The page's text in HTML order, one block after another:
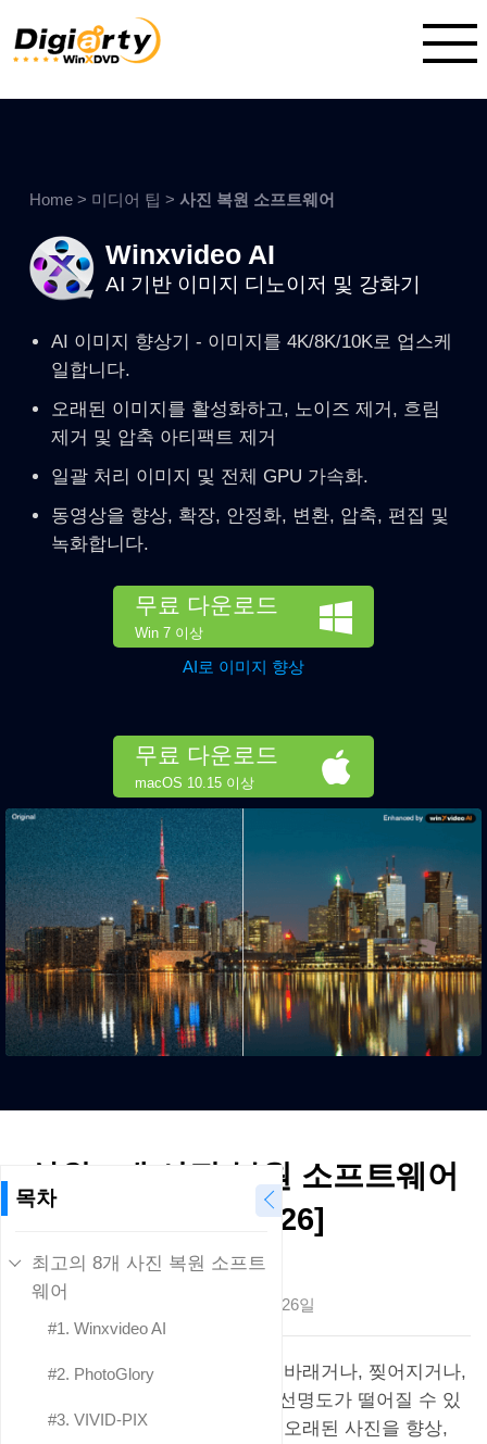
Home> 미디어 팁 > 사진 복원 소프트웨어
Winxvideo AI
AI 기반 이미지 디노이저 및 강화기
AI 이미지 향상기 - 이미지를 4K/8K/10K로 업스케
일합니다.
오래된 이미지를 활성화하고, 노이즈 제거, 흐림
제거 및 압축 아티팩트 제거
일괄 처리 이미지 및 전체 GPU 가속화.
동영상을 향상, 확장, 안정화, 변환, 압축, 편집 및
녹화합니다.
무료 다운로드
Win 7 이상
AI로 이미지 향상
무료 다운로드
macOS 10.15 이상
목차
최고의 8개 사진 복원 소프트
웨어
#1. Winxvideo AI
#2. PhotoGlory
#3. VIVID-PIX
상위 8개 사진 복원 소프트웨어
리뷰 [2026]
Choi Seung-hyun
2024년 12월 26일
시간이 지남에 따라 사진은 색이 바래거나, 찢어지거나,
손상이 누적되어 포착된 추억의 선명도가 떨어질 수 있
습니다. 사진 복원 소프트웨어는 오래된 사진을 향상,